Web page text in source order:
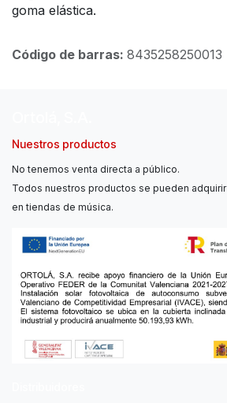
goma elástica.
Código de barras: 8435258250013
Nuestros productos
No tenemos venta directa a público.
Todos nuestros productos se pueden adquirir
en tiendas de música.